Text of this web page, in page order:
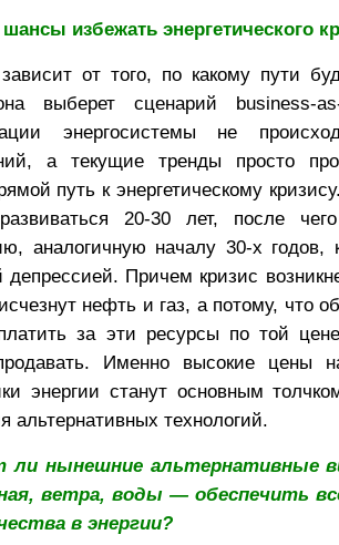
избежать энергетического
от того, по какому пути
выберет сценарий business-
энергосистемы не
а текущие тренды просто
путь к энергетическому
20-30 лет, после
аналогичную началу 30-х годов,
депрессией. Причем кризис
нефть и газ, а потому, что
за эти ресурсы по той
Именно высокие цены
энергии станут основным
альтернативных технологий.
ли нынешние альтернативные
ветра, воды — обеспечить
в энергии?